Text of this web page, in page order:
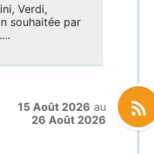
Verdi,
souhaitée par
15 Août 2026 au
26 Août 2026